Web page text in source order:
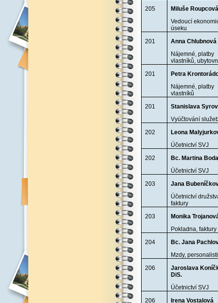
205
Miluše
Vedoucí
úseku
201
Anna Chlubnová
Nájemné, platby
vlastníků,
201
Petra
Nájemné, platby
vlastníků
201
Stanislava
Vyúčtování
202
Leona
Účetnictví SVJ
202
Bc. Martina
Účetnictví SVJ
203
Jana
Účetnictví
faktury
203
Monika
Pokladna, faktury
204
Bc. Jana
Mzdy,
206
Jaroslava
DiS.
Účetnictví SVJ
206
Irena Vostalová